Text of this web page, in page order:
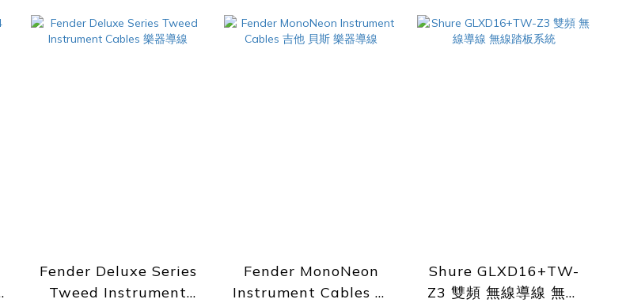
Fender Deluxe Series
Tweed Instrument
Fender MonoNeon
Instrument Cables 吉
Shure GLXD16+TW-
Z3 雙頻 無線導線 無線